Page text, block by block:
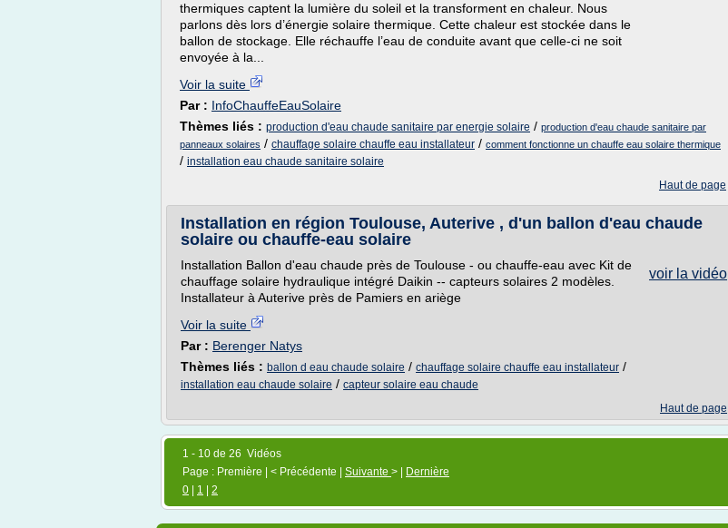
thermiques captent la lumière du soleil et la transforment en chaleur. Nous
parlons dès lors d’énergie solaire thermique. Cette chaleur est stockée dans le
ballon de stockage. Elle réchauffe l’eau de conduite avant que celle-ci ne soit
envoyée à la...
Voir la suite
Par : InfoChauffeEauSolaire
Thèmes liés : production d'eau chaude sanitaire par energie solaire / production d'eau chaude sanitaire par
panneaux solaires / chauffage solaire chauffe eau installateur / comment fonctionne un chauffe eau solaire thermique
/ installation eau chaude sanitaire solaire
Haut de page
Installation en région Toulouse, Auterive , d'un ballon d'eau chaude
solaire ou chauffe-eau solaire
voir la vidéo
Installation Ballon d'eau chaude près de Toulouse - ou chauffe-eau avec Kit de
chauffage solaire hydraulique intégré Daikin -- capteurs solaires 2 modèles.
Installateur à Auterive près de Pamiers en ariège
Voir la suite
Par : Berenger Natys
Thèmes liés : ballon d eau chaude solaire / chauffage solaire chauffe eau installateur /
installation eau chaude solaire / capteur solaire eau chaude
Haut de page
1 - 10 de 26 Vidéos
Page : Première | < Précédente | Suivante > |
Dernière
0
1 2